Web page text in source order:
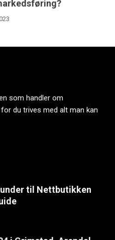
som handler om
du trives med alt man kan
til Nettbutikken